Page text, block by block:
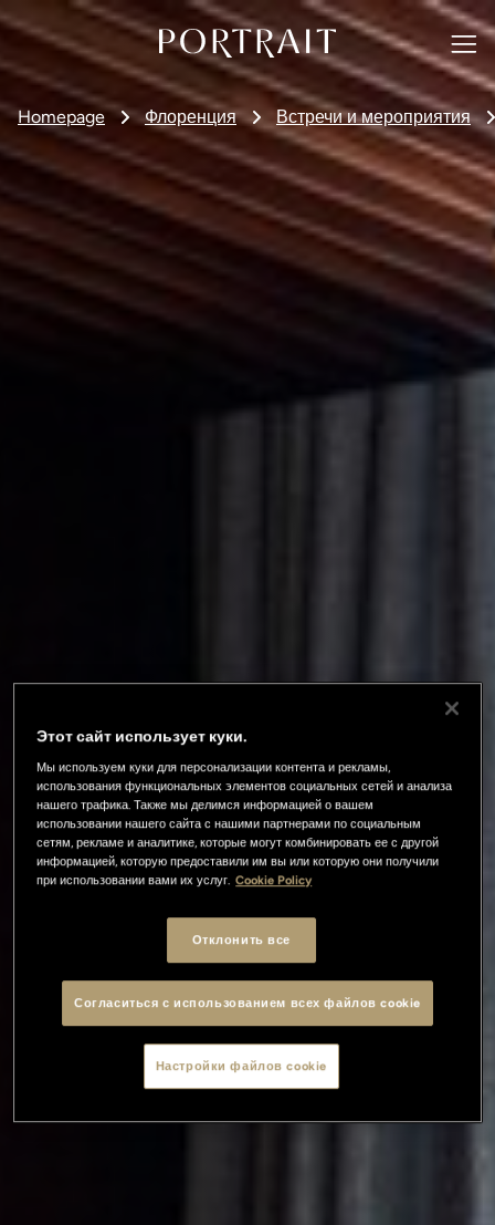
Homepage Флоренция Встречи и мероприятия
Этот сайт использует куки.
Мы используем куки для персонализации контента и рекламы,
использования функциональных элементов социальных сетей и анализа
нашего трафика. Также мы делимся информацией о вашем
использовании нашего сайта с нашими партнерами по социальным
сетям, рекламе и аналитике, которые могут комбинировать ее с другой
информацией, которую предоставили им вы или которую они получили
при использовании вами их услуг. Cookie Policy
Отклонить все
Согласиться с использованием всех файлов cookie
Настройки файлов cookie